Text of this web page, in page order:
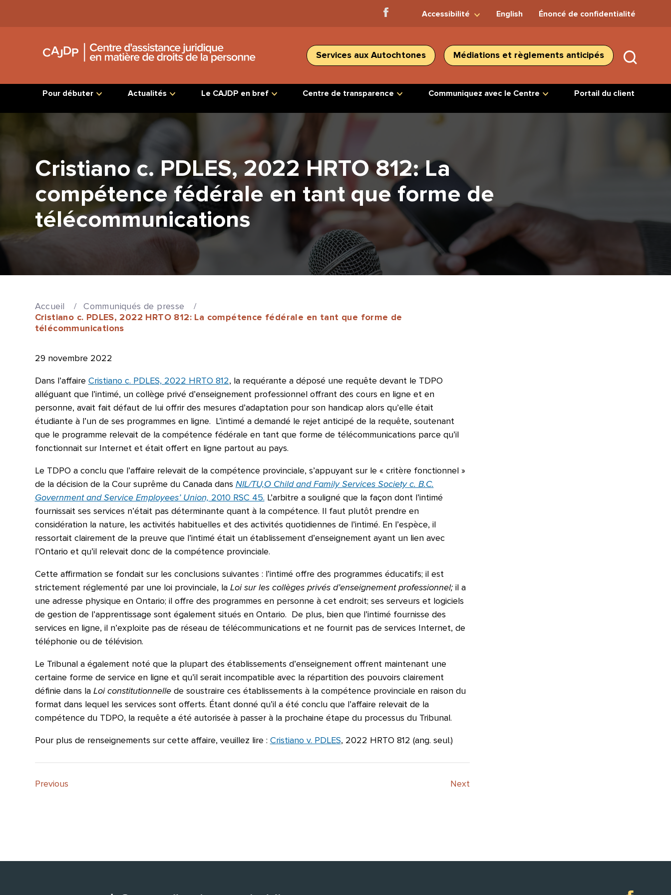
FacebookAccessibilité English Énoncé de confidentialité
Services aux Autochtones
Médiations et règlements anticipés
Pour débuter
Actualités Le CAJDP en bref Centre de transparence Communiquez avec le Centre Portail du client
Cristiano c. PDLES, 2022 HRTO 812: La
compétence fédérale en tant que forme de
télécommunications
Accueil / Communiqués de presse
/
Cristiano c. PDLES, 2022 HRTO 812: La compétence fédérale en tant que forme de
télécommunications
29 novembre 2022
Dans l’affaire Cristiano c. PDLES, 2022 HRTO 812, la requérante a déposé une requête devant le TDPO
alléguant que l’intimé, un collège privé d’enseignement professionnel offrant des cours en ligne et en
personne, avait fait défaut de lui offrir des mesures d’adaptation pour son handicap alors qu’elle était
étudiante à l’un de ses programmes en ligne. L’intimé a demandé le rejet anticipé de la requête, soutenant
que le programme relevait de la compétence fédérale en tant que forme de télécommunications parce qu’il
fonctionnait sur Internet et était offert en ligne partout au pays.
Le TDPO a conclu que l’affaire relevait de la compétence provinciale, s’appuyant sur le « critère fonctionnel »
de la décision de la Cour suprême du Canada dans NIL/TU,O Child and Family Services Society c. B.C.
Government and Service Employees’ Union, 2010 RSC 45. L’arbitre a souligné que la façon dont l’intimé
fournissait ses services n’était pas déterminante quant à la compétence. Il faut plutôt prendre en
considération la nature, les activités habituelles et des activités quotidiennes de l’intimé. En l’espèce, il
ressortait clairement de la preuve que l’intimé était un établissement d’enseignement ayant un lien avec
l’Ontario et qu’il relevait donc de la compétence provinciale.
Cette affirmation se fondait sur les conclusions suivantes : l’intimé offre des programmes éducatifs; il est
strictement réglementé par une loi provinciale, la Loi sur les collèges privés d’enseignement professionnel; il a
une adresse physique en Ontario; il offre des programmes en personne à cet endroit; ses serveurs et logiciels
de gestion de l’apprentissage sont également situés en Ontario. De plus, bien que l’intimé fournisse des
services en ligne, il n’exploite pas de réseau de télécommunications et ne fournit pas de services Internet, de
téléphonie ou de télévision.
Le Tribunal a également noté que la plupart des établissements d’enseignement offrent maintenant une
certaine forme de service en ligne et qu’il serait incompatible avec la répartition des pouvoirs clairement
définie dans la Loi constitutionnelle de soustraire ces établissements à la compétence provinciale en raison du
format dans lequel les services sont offerts. Étant donné qu’il a été conclu que l’affaire relevait de la
compétence du TDPO, la requête a été autorisée à passer à la prochaine étape du processus du Tribunal.
Pour plus de renseignements sur cette affaire, veuillez lire : Cristiano v. PDLES, 2022 HRTO 812 (ang. seul.)
Previous Next